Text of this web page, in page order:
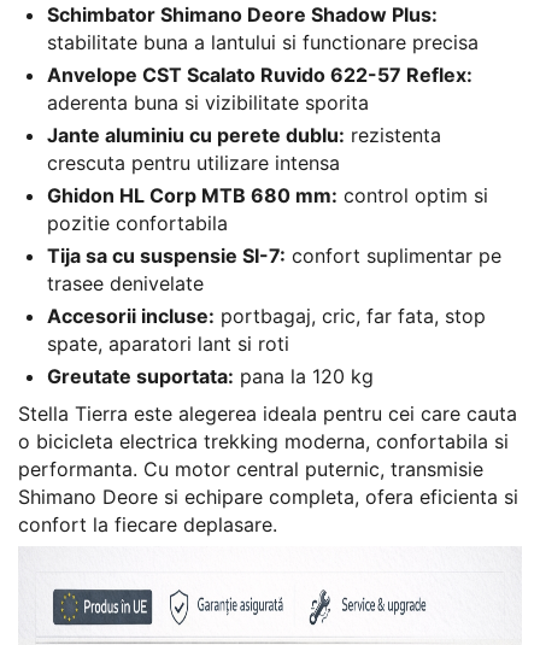
Schimbator Shimano Deore Shadow Plus:
stabilitate buna a lantului si functionare precisa
Anvelope CST Scalato Ruvido 622-57 Reflex:
aderenta buna si vizibilitate sporita
Jante aluminiu cu perete dublu: rezistenta
crescuta pentru utilizare intensa
Ghidon HL Corp MTB 680 mm: control optim si
pozitie confortabila
Tija sa cu suspensie SI-7: confort suplimentar pe
trasee denivelate
Accesorii incluse: portbagaj, cric, far fata, stop
spate, aparatori lant si roti
Greutate suportata: pana la 120 kg
Stella Tierra este alegerea ideala pentru cei care cauta
o bicicleta electrica trekking moderna, confortabila si
performanta. Cu motor central puternic, transmisie
Shimano Deore si echipare completa, ofera eficienta si
confort la fiecare deplasare.